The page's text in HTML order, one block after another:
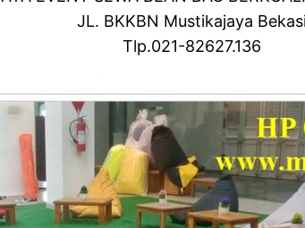
JL. BKKBN Mustikajaya
Tlp.021-82627.136